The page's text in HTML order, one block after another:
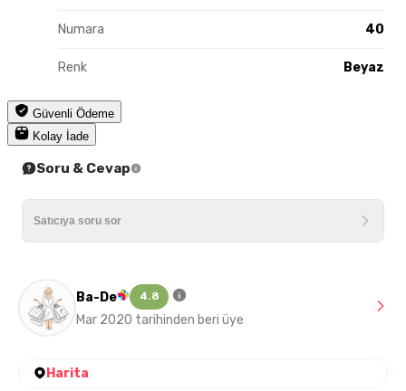
Numara 40
Renk Beyaz
Güvenli Ödeme
Kolay İade
Soru & Cevap
Ba-De 4.8
Mar 2020 tarihinden beri üye
Harita